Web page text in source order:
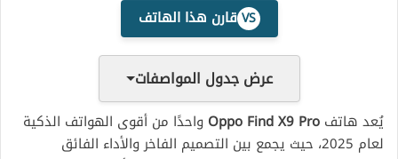
VSقارن هذا الهاتف
عرض جدول المواصفات
يُعد هاتف Oppo Find X9 Pro واحدًا من أقوى الهواتف الذكية
لعام 2025، حيث يجمع بين التصميم الفاخر والأداء الفائق